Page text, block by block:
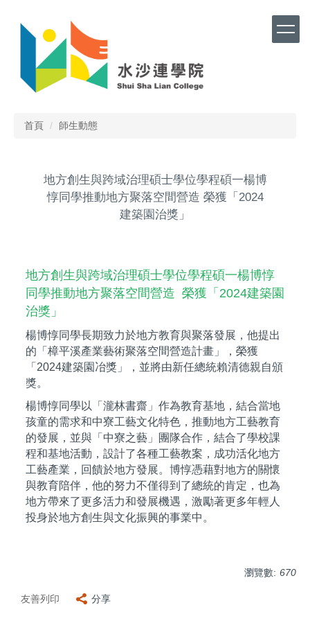
首頁 師生動態
地方創生與跨域治理碩士學位學程碩一楊博
惇同學推動地方聚落空間營造 榮獲「2024
建築園治獎」
地方創生與跨域治理碩士學位學程碩一楊博惇
同學推動地方聚落空間營造 榮獲「2024建築園
治獎」
楊博惇同學長期致力於地方教育與聚落發展，他提出
的「樟平溪產業藝術聚落空間營造計畫」，榮獲
「2024建築園冶獎」，並將由新任總統賴清德親自頒
獎。
楊博惇同學以「瀧林書齋」作為教育基地，結合當地
孩童的需求和中寮工藝文化特色，推動地方工藝教育
的發展，並與「中寮之藝」團隊合作，結合了學校課
程和基地活動，設計了各種工藝教案，成功活化地方
工藝產業，回饋於地方發展。博惇憑藉對地方的關懷
與教育陪伴，他的努力不僅得到了總統的肯定，也為
地方帶來了更多活力和發展機遇，激勵著更多年輕人
投身於地方創生與文化振興的事業中。
瀏覽數: 670
友善列印 分享